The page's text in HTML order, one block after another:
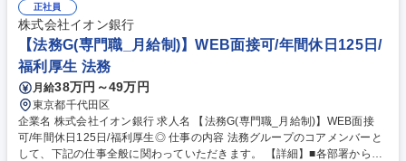
適切なリスクテイクを行いつつ経営判断を行う際の助言 ■契約書審査 【ポ
正社員
株式会社イオン銀行
【法務G(専門職_月給制)】WEB面接可/年間休日125日/
福利厚生 法務
月給38万円～49万円
東京都千代田区
企業名 株式会社イオン銀行 求人名 【法務G(専門職_月給制)】WEB面接
可/年間休日125日/福利厚生◎ 仕事の内容 法務グループのコアメンバーと
して、下記の仕事全般に関わっていただきます。 【詳細】■各部署からの